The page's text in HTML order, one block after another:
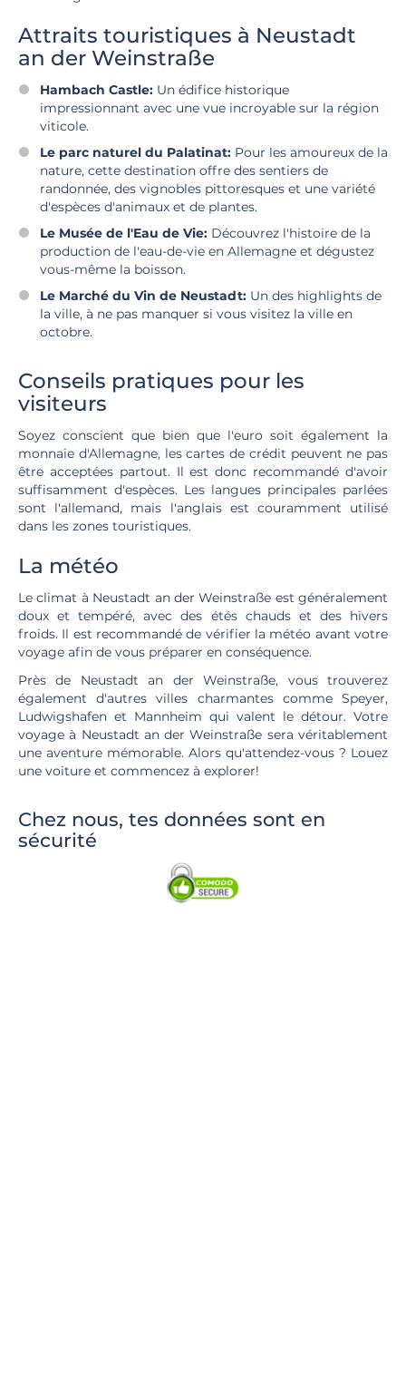
Attraits touristiques à Neustadt
an der Weinstraße
Hambach Castle: Un édifice historique
impressionnant avec une vue incroyable sur la région
viticole.
Le parc naturel du Palatinat: Pour les amoureux de la
nature, cette destination offre des sentiers de
randonnée, des vignobles pittoresques et une variété
d'espèces d'animaux et de plantes.
Le Musée de l'Eau de Vie: Découvrez l'histoire de la
production de l'eau-de-vie en Allemagne et dégustez
vous-même la boisson.
Le Marché du Vin de Neustadt: Un des highlights de
la ville, à ne pas manquer si vous visitez la ville en
octobre.
Conseils pratiques pour les
visiteurs
Soyez conscient que bien que l'euro soit également la
monnaie d'Allemagne, les cartes de crédit peuvent ne pas
être acceptées partout. Il est donc recommandé d'avoir
suffisamment d'espèces. Les langues principales parlées
sont l'allemand, mais l'anglais est couramment utilisé
dans les zones touristiques.
La météo
Le climat à Neustadt an der Weinstraße est généralement
doux et tempéré, avec des étés chauds et des hivers
froids. Il est recommandé de vérifier la météo avant votre
voyage afin de vous préparer en conséquence.
Près de Neustadt an der Weinstraße, vous trouverez
également d'autres villes charmantes comme Speyer,
Ludwigshafen et Mannheim qui valent le détour. Votre
voyage à Neustadt an der Weinstraße sera véritablement
une aventure mémorable. Alors qu'attendez-vous ? Louez
une voiture et commencez à explorer!
Chez nous, tes données sont en
sécurité